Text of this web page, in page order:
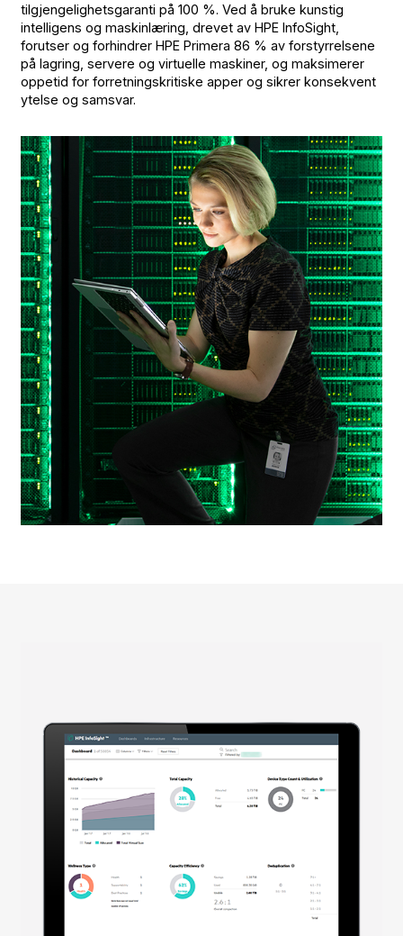
tilgjengelighetsgaranti på 100 %. Ved å bruke kunstig
intelligens og maskinlæring, drevet av HPE InfoSight,
forutser og forhindrer HPE Primera 86 % av forstyrrelsene
på lagring, servere og virtuelle maskiner, og maksimerer
oppetid for forretningskritiske apper og sikrer konsekvent
ytelse og samsvar.